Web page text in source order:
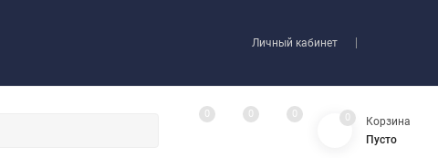
Личный кабинет
0 0 0 0
Корзина
Пусто